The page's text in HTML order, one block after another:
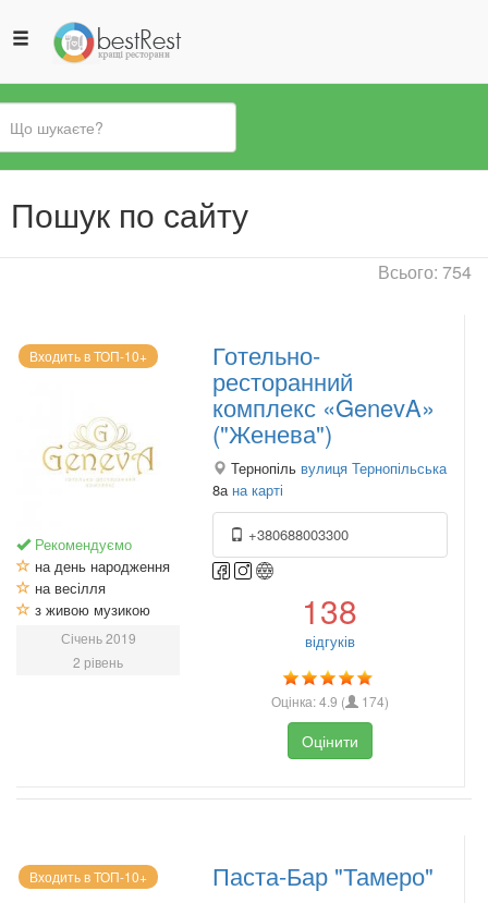
Ви
єПошук по сайту
Всього: 754
Входить в ТОП-10+
Рекомендуємо
на день народження
на весілля
з живою музикою
Січень 2019
2 рівень
Готельно-
ресторанний
комплекс «GenevA»
("Женева")
Тернопіль вулиця Тернопільська
8а на карті
+380688003300
138
відгуків
Оцінка:4.9 ( 174)
Оцінити
Входить в ТОП-10+ Паста-Бар "Тамеро"